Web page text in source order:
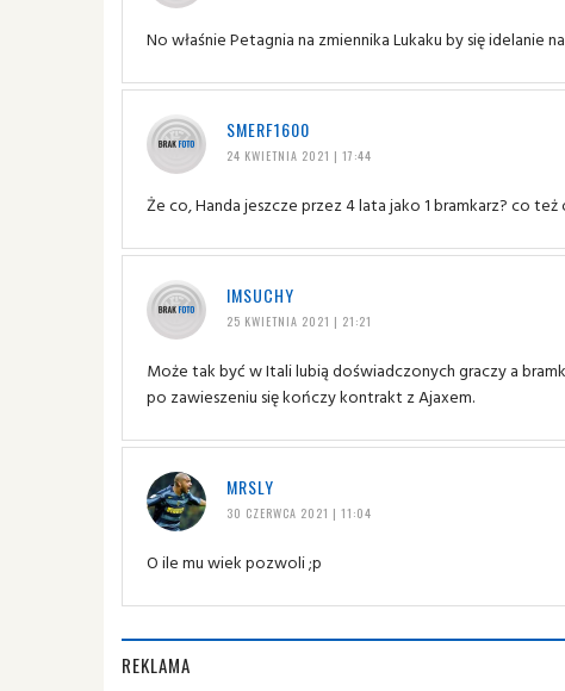
No właśnie Petagnia na zmiennika Lukaku by się idelanie
SMERF1600
24 KWIETNIA 2021 | 17:44
Że co, Handa jeszcze przez 4 lata jako 1 bramkarz? co
IMSUCHY
25 KWIETNIA 2021 | 21:21
Może tak być w Itali lubią doświadczonych graczy a
po zawieszeniu się kończy kontrakt z Ajaxem.
MRSLY
30 CZERWCA 2021 | 11:04
O ile mu wiek pozwoli ;p
REKLAMA